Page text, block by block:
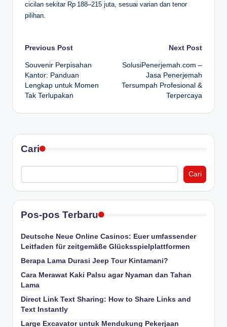
cicilan sekitar Rp 188–215 juta, sesuai varian dan tenor
pilihan.
Post
navigation
Previous Post
Souvenir Perpisahan
Kantor: Panduan
Lengkap untuk Momen
Tak Terlupakan
Next Post
SolusiPenerjemah.com –
Jasa Penerjemah
Tersumpah Profesional &
Terpercaya
Cari
Cari
Pos-pos Terbaru
Deutsche Neue Online Casinos: Euer umfassender
Leitfaden für zeitgemäße Glücksspielplattformen
Berapa Lama Durasi Jeep Tour Kintamani?
Cara Merawat Kaki Palsu agar Nyaman dan Tahan
Lama
Direct Link Text Sharing: How to Share Links and
Text Instantly
Large Excavator untuk Mendukung Pekerjaan